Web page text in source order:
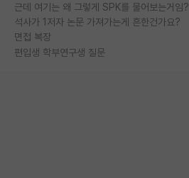
근데 여기는 왜 그렇게 SPK를 물어보는거임?
석사가 1저자 논문 가져가는게 흔한건가요?
면접 복장
편입생 학부연구생 질문